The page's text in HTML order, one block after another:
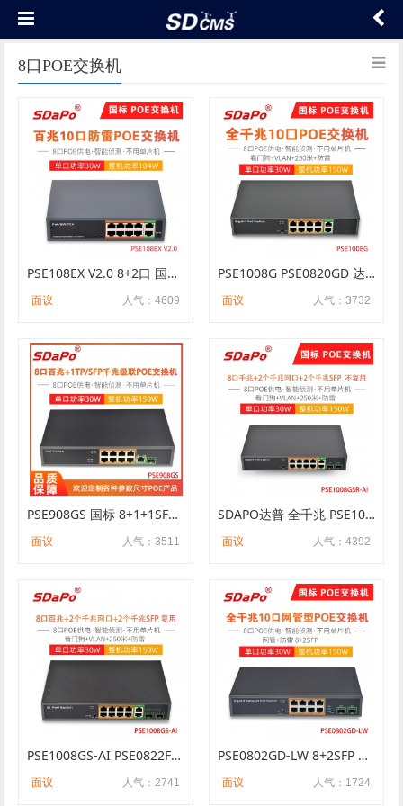
8口POE交换机
PSE108EX V2.0 8+2口 国标48V 250米VLAN POE供电交换机 工厂直销 PSE0820FD-E
人气：4609
面议
PSE1008G PSE0820GD 达普SDAPO 国标 内置电源150W 8+2全千兆POE交换机
人气：3732
面议
PSE908GS 国标 8+1+1SFP POE供电交换机 百兆+千兆级联 大功率150W 智能侦测
人气：3511
面议
SDAPO达普 全千兆 PSE1008GSR-AI 8口POE+2TP+2SFP POE交换机 不复用
人气：4392
面议
PSE1008GS-AI PSE0822FGCD-AI 8口POE交换机 8口百兆+2TP/SFP千兆复用 看门狗 防雷
人气：2741
面议
PSE0802GD-LW 8+2SFP 全千兆 150W 网管型 POE交换机 SDAPO 达普
人气：1724
面议